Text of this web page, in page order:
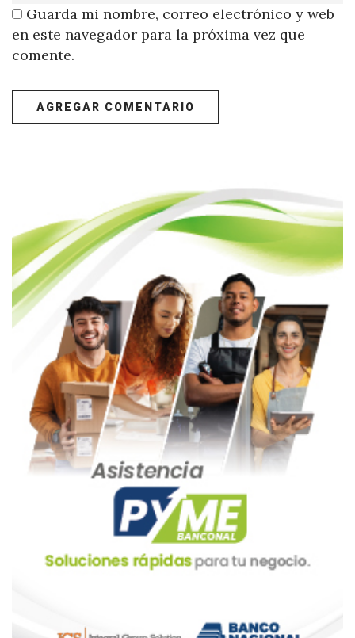
Guarda mi nombre, correo electrónico y web
en este navegador para la próxima vez que
comente.